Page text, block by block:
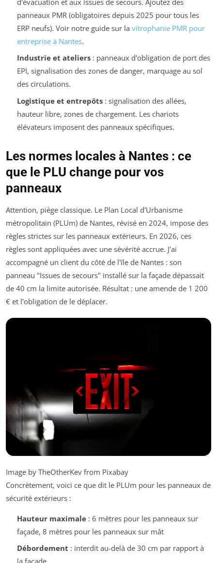
panneaux PMR (obligatoires depuis 2025 pour tous les
ERP neufs). Voir notre guide sur la vitrophanie PMR pour
entreprise à Nantes.
Industrie et ateliers: panneaux d'obligation de port des
EPI, signalisation des zones de danger, marquage au sol
des circulations.
Logistique et entrepôts: signalisation des allées,
hauteur libre, zones de chargement. Les chariots
élévateurs imposent des panneaux spécifiques.
Les normes locales à Nantes : ce
que le PLU change pour vos
panneaux
Attention, piège classique. Le Plan Local d'Urbanisme
métropolitain (PLUm) de Nantes, révisé en 2024, impose des
règles strictes sur les panneaux extérieurs. En 2026, ces
règles sont appliquées avec une sévérité accrue. J'ai
accompagné un client du côté de l'île de Nantes : son
panneau "Issues de secours" installé sur la façade dépassait
de 40 cm la limite autorisée. Résultat : une amende de 1 200
€ et l'obligation de le déplacer.
Image by TheOtherKev from Pixabay
Concrètement, voici ce que dit le PLUm pour les panneaux de
sécurité extérieurs :
Hauteur maximale: 6 mètres pour les panneaux sur
façade, 8 mètres pour les panneaux sur mât
Débordement : interdit au-delà de 30 cm par rapport à